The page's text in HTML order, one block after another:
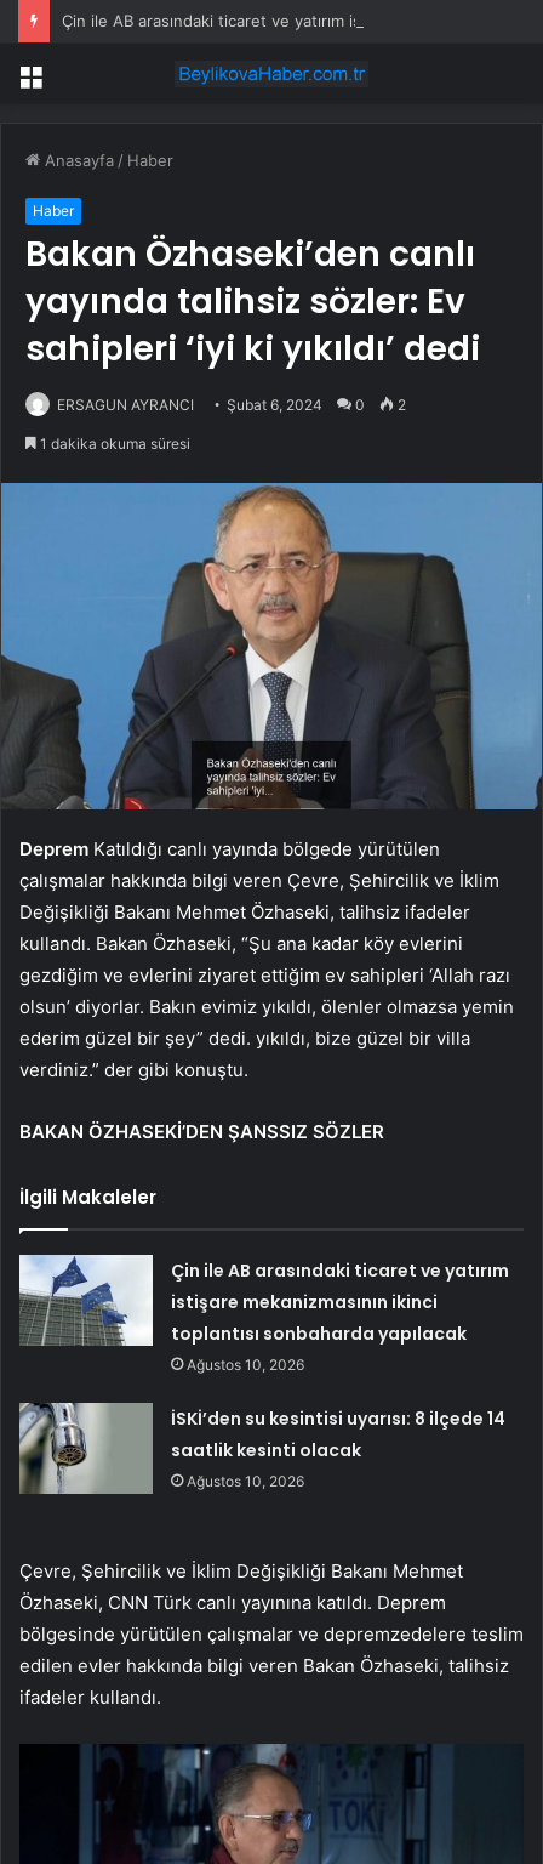
Menü
Anasayfa / Haber
Haber
Bakan Özhaseki’den canlı
yayında talihsiz sözler: Ev
sahipleri ‘iyi ki yıkıldı’ dedi
ERSAGUN AYRANCI Şubat 6, 2024 0 2
1 dakika okuma süresi
Deprem Katıldığı canlı yayında bölgede yürütülen
çalışmalar hakkında bilgi veren Çevre, Şehircilik ve İklim
Değişikliği Bakanı Mehmet Özhaseki, talihsiz ifadeler
kullandı. Bakan Özhaseki, “Şu ana kadar köy evlerini
gezdiğim ve evlerini ziyaret ettiğim ev sahipleri ‘Allah razı
olsun’ diyorlar. Bakın evimiz yıkıldı, ölenler olmazsa yemin
ederim güzel bir şey” dedi. yıkıldı, bize güzel bir villa
verdiniz.” der gibi konuştu.
BAKAN ÖZHASEKİ’DEN ŞANSSIZ SÖZLER
İlgili Makaleler
Çin ile AB arasındaki ticaret ve yatırım
istişare mekanizmasının ikinci
toplantısı sonbaharda yapılacak
Ağustos 10, 2026
İSKİ’den su kesintisi uyarısı: 8 ilçede 14
saatlik kesinti olacak
Ağustos 10, 2026
Çevre, Şehircilik ve İklim Değişikliği Bakanı Mehmet
Özhaseki, CNN Türk canlı yayınına katıldı. Deprem
bölgesinde yürütülen çalışmalar ve depremzedelere teslim
edilen evler hakkında bilgi veren Bakan Özhaseki, talihsiz
ifadeler kullandı.